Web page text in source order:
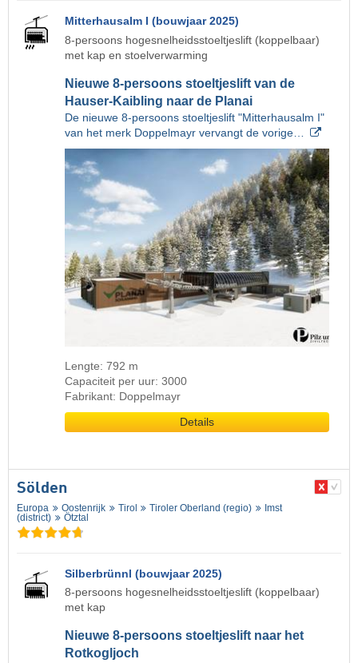
Mitterhausalm I (bouwjaar 2025)
8-persoons hogesnelheidsstoeltjeslift (koppelbaar)
met kap en stoelverwarming
Nieuwe 8-persoons stoeltjeslift van de
Hauser-Kaibling naar de Planai
De nieuwe 8-persoons stoeltjeslift "Mitterhausalm I"
van het merk Doppelmayr vervangt de vorige…
Lengte: 792 m
Capaciteit per uur: 3000
Fabrikant: Doppelmayr
Details
Sölden
Europa Oostenrijk Tirol Tiroler Oberland (regio)
Imst
(district)
Ötztal
Silberbrünnl (bouwjaar 2025)
8-persoons hogesnelheidsstoeltjeslift (koppelbaar)
met kap
Nieuwe 8-persoons stoeltjeslift naar het
Rotkogljoch